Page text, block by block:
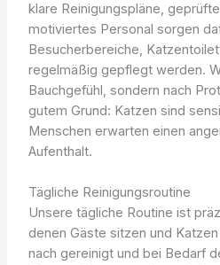
klare Reinigungspläne,
motiviertes Personal sorgen
Besucherbereiche,
regelmäßig gepflegt werden.
Bauchgefühl, sondern nach
gutem Grund: Katzen sind
Menschen erwarten einen
Aufenthalt.
Tägliche Reinigungsroutine
Unsere tägliche Routine ist
denen Gäste sitzen und
nach gereinigt und bei Bedarf